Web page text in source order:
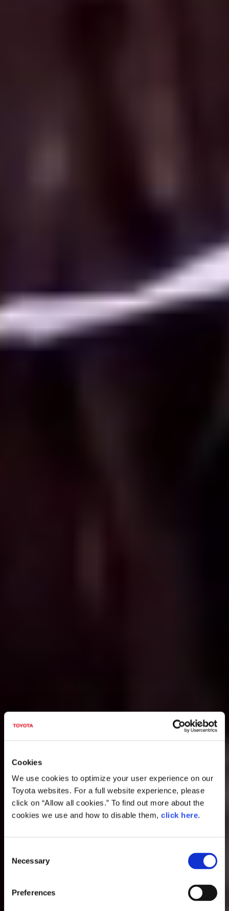
Cookies
We use cookies to optimize your user experience on our
Toyota websites. For a full website experience, please
click on “Allow all cookies.” To find out more about the
cookies we use and how to disable them, click here.
Selection
Necessary
Preferences